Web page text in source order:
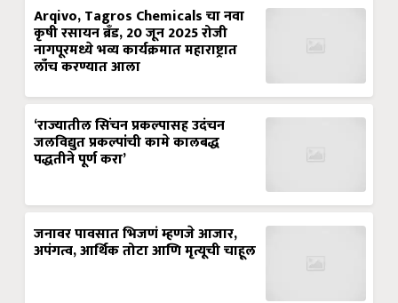
Arqivo, Tagros Chemicals चा नवा
कृषी रसायन ब्रँड, 20 जून 2025 रोजी
नागपूरमध्ये भव्य कार्यक्रमात महाराष्ट्रात
लाँच करण्यात आला
‘राज्यातील सिंचन प्रकल्पासह उदंचन
जलविद्युत प्रकल्पांची कामे कालबद्ध
पद्धतीने पूर्ण करा’
जनावर पावसात भिजणं म्हणजे आजार,
अपंगत्व, आर्थिक तोटा आणि मृत्यूची चाहूल